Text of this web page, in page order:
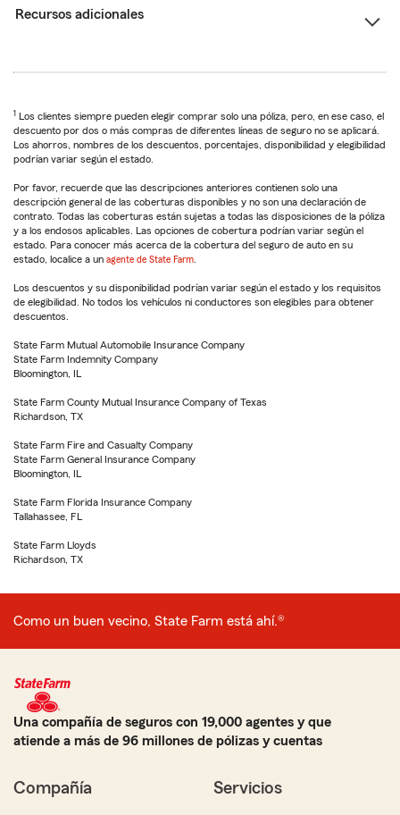
Recursos adicionales
1 Los clientes siempre pueden elegir comprar solo una póliza, pero, en ese caso, el
descuento por dos o más compras de diferentes líneas de seguro no se aplicará.
Los ahorros, nombres de los descuentos, porcentajes, disponibilidad y elegibilidad
podrían variar según el estado.
Por favor, recuerde que las descripciones anteriores contienen solo una
descripción general de las coberturas disponibles y no son una declaración de
contrato. Todas las coberturas están sujetas a todas las disposiciones de la póliza
y a los endosos aplicables. Las opciones de cobertura podrían variar según el
estado. Para conocer más acerca de la cobertura del seguro de auto en su
estado, localice a un agente de State Farm
Los descuentos y su disponibilidad podrían variar según el estado y los requisitos
de elegibilidad. No todos los vehículos ni conductores son elegibles para obtener
descuentos.
State Farm Mutual Automobile Insurance Company
State Farm Indemnity Company
Bloomington, IL
State Farm County Mutual Insurance Company of Texas
Richardson, TX
State Farm Fire and Casualty Company
State Farm General Insurance Company
Bloomington, IL
State Farm Florida Insurance Company
Tallahassee, FL
State Farm Lloyds
Richardson, TX
Como un buen vecino, State Farm está ahí.®
Una compañía de seguros con 19,000 agentes y que
atiende a más de 96 millones de pólizas y cuentas
Compañía Servicios